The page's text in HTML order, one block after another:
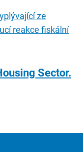
ze
reakce fiskální
Sector.